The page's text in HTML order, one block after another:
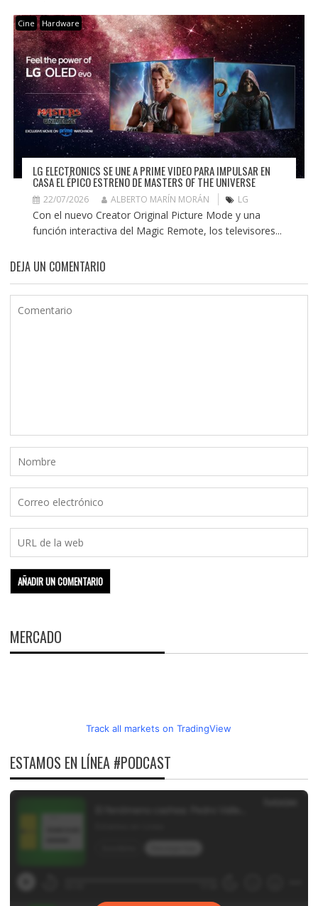
Cine Hardware
LG ELECTRONICS SE UNE A PRIME VIDEO PARA IMPULSAR EN
CASA EL ÉPICO ESTRENO DE MASTERS OF THE UNIVERSE
22/07/2026 ALBERTO MARÍN MORÁN LG
Con el nuevo Creator Original Picture Mode y una
función interactiva del Magic Remote, los televisores...
DEJA UN COMENTARIO
MERCADO
Track all markets on TradingView
ESTAMOS EN LÍNEA #PODCAST